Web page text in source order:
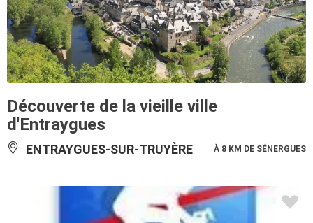
Découverte de la vieille ville
d'Entraygues
ENTRAYGUES-SUR-TRUYÈRE À 8 KM DE SÉNERGUES